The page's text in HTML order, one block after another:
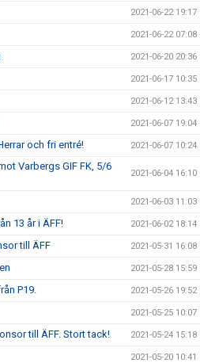
2021-06-22 19:17
2021-06-22 07:08
2021-06-20 20:36
2021-06-17 10:35
2021-06-12 13:43
2021-06-07 19:04
och fri entré! 2021-06-07 10:24
Varbergs GIF FK, 5/6
2021-06-04 16:10
2021-06-03 11:03
13 år i ÄFF! 2021-06-02 18:14
till ÄFF 2021-05-31 16:08
2021-05-28 15:59
P19. 2021-05-26 19:52
2021-05-25 10:07
till ÄFF. Stort tack! 2021-05-24 15:18
2021-05-20 10:41